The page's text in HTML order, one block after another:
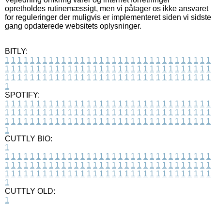
opretholdes rutinemæssigt, men vi påtager os ikke ansvaret
for reguleringer der muligvis er implementeret siden vi sidste
gang opdaterede websitets oplysninger.
BITLY:
1 1 1 1 1 1 1 1 1 1 1 1 1 1 1 1 1 1 1 1 1 1 1 1 1 1 1 1 1 1 1 1 1
1 1 1 1 1 1 1 1 1 1 1 1 1 1 1 1 1 1 1 1 1 1 1 1 1 1 1 1 1 1 1 1 1
1 1 1 1 1 1 1 1 1 1 1 1 1 1 1 1 1 1 1 1 1 1 1 1 1 1 1 1 1 1 1 1 1
1
SPOTIFY:
1 1 1 1 1 1 1 1 1 1 1 1 1 1 1 1 1 1 1 1 1 1 1 1 1 1 1 1 1 1 1 1 1
1 1 1 1 1 1 1 1 1 1 1 1 1 1 1 1 1 1 1 1 1 1 1 1 1 1 1 1 1 1 1 1 1
1 1 1 1 1 1 1 1 1 1 1 1 1 1 1 1 1 1 1 1 1 1 1 1 1 1 1 1 1 1 1 1 1
1
CUTTLY BIO:
1
1 1 1 1 1 1 1 1 1 1 1 1 1 1 1 1 1 1 1 1 1 1 1 1 1 1 1 1 1 1 1 1 1
1 1 1 1 1 1 1 1 1 1 1 1 1 1 1 1 1 1 1 1 1 1 1 1 1 1 1 1 1 1 1 1 1
1 1 1 1 1 1 1 1 1 1 1 1 1 1 1 1 1 1 1 1 1 1 1 1 1 1 1 1 1 1 1 1 1
1
CUTTLY OLD:
1